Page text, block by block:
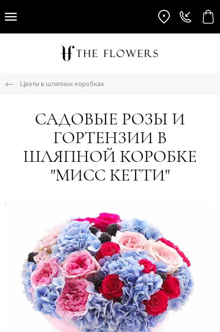
Цветы в шляпных коробках
САДОВЫЕ РОЗЫ И
ГОРТЕНЗИИ В
ШЛЯПНОЙ КОРОБКЕ
"МИСС КЕТТИ"